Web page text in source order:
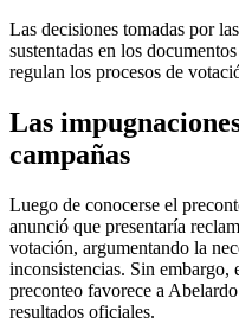
Las decisiones tomadas por
sustentadas en los
regulan los procesos de
Las
campañas
Luego de conocerse el
anunció que presentaría
votación, argumentando la
inconsistencias. Sin embargo,
preconteo favorece a
resultados oficiales.